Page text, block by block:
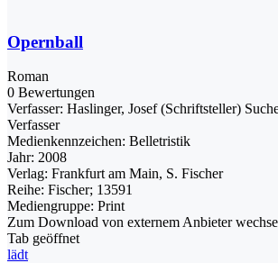
Opernball
Roman
0 Bewertungen
Verfasser: Haslinger, Josef (Schriftsteller)
Verfasser
Medienkennzeichen: Belletristik
Jahr: 2008
Verlag: Frankfurt am Main, S. Fischer
Reihe: Fischer; 13591
Mediengruppe: Print
Zum Download von externem Anbieter
Tab geöffnet
lädt